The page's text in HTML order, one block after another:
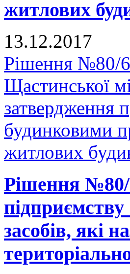
житлових
13.12.2017
Рішення №80/6
Щастинської
затвердження
будинковими
житлових
Рішення
засобів, які